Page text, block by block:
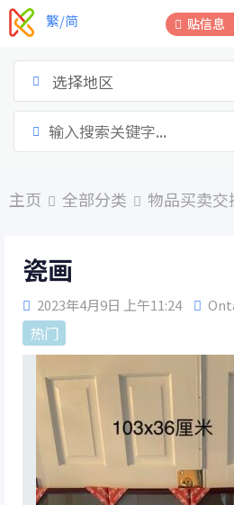
跳
到
贴信息
繁/简
选择地区
主页 全部分类 物品买卖交
瓷画
2023年4月9日 上午11:24
热门